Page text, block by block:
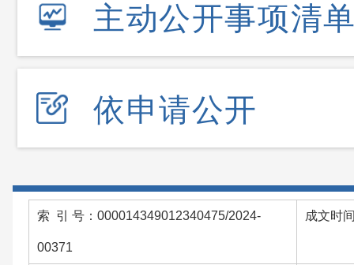
主动公开事项清
依申请公开
索 引 号：000014349012340475/2024-
00371
成文时